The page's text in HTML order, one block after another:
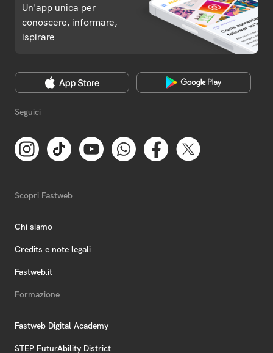
Un'app unica per
conoscere, informare,
ispirare
Seguici
Scopri Fastweb
Chi siamo
Credits e note legali
Fastweb.it
Formazione
Fastweb Digital Academy
STEP FuturAbility District